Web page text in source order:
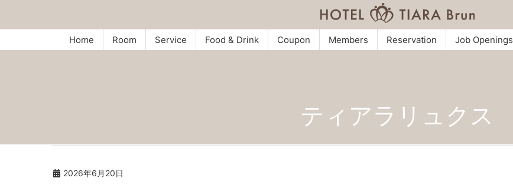
Home Room Service Food & Drink Coupon Members Reservation Job Openings
ティアラリュクス
2026年6月20日